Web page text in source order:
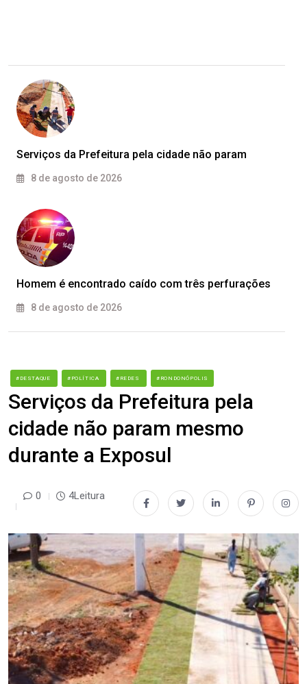
Serviços da Prefeitura pela cidade não param
8 de agosto de 2026
Homem é encontrado caído com três perfurações
8 de agosto de 2026
#DESTAQUE #POLÍTICA #REDES #RONDONÓPOLIS
Serviços da Prefeitura pela
cidade não param mesmo
durante a Exposul
0 4Leitura